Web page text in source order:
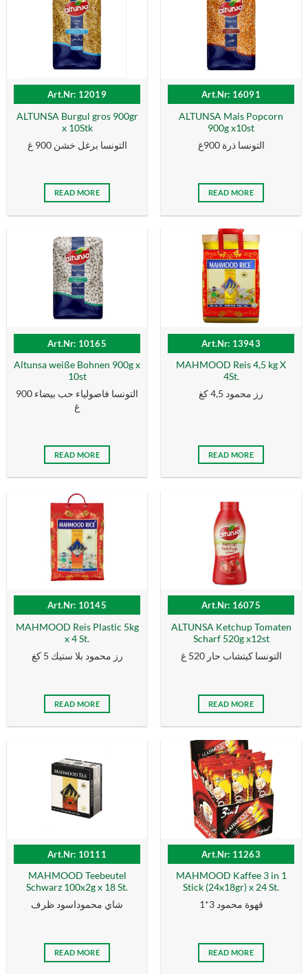
Art.Nr: 12019
ALTUNSA Burgul gros 900gr
x 10Stk
التونسا برغل خشن 900 غ
READ MORE
Art.Nr: 16091
ALTUNSA Mais Popcorn
900g x10st
التونسا ذرة 900غ
READ MORE
Art.Nr: 10165
Altunsa weiße Bohnen 900g x
10st
التونسا فاصولياء حب بيضاء 900
غ
READ MORE
Art.Nr: 13943
MAHMOOD Reis 4,5 kg X
4St.
رز محمود 4,5 كغ
READ MORE
Art.Nr: 10145
MAHMOOD Reis Plastic 5kg
x 4 St.
رز محمود بلا ستيك 5 كغ
READ MORE
Art.Nr: 16075
ALTUNSA Ketchup Tomaten
Scharf 520g x12st
التونسا كيتشاب حار 520 غ
READ MORE
Art.Nr: 10111
MAHMOOD Teebeutel
Schwarz 100x2g x 18 St.
شاي محموداسود ظرف
READ MORE
Art.Nr: 11263
MAHMOOD Kaffee 3 in 1
Stick (24x18gr) x 24 St.
قهوة محمود 3*1
READ MORE